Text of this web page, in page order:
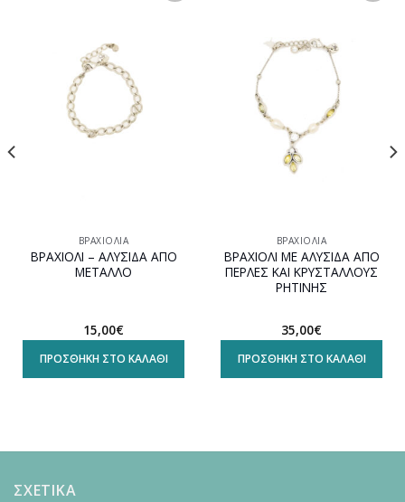
ΒΡΑΧΙΌΛΙΑ
ΒΡΑΧΙΟΛΙ – ΑΛΥΣΙΔΑ ΑΠΟ
ΜΕΤΑΛΛΟ
15,00€
ΠΡΟΣΘΉΚΗ ΣΤΟ ΚΑΛΆΘΙ
ΒΡΑΧΙΌΛΙΑ
ΒΡΑΧΙΟΛΙ ΜΕ ΑΛΥΣΙΔΑ ΑΠΟ
ΠΕΡΛΕΣ ΚΑΙ ΚΡΥΣΤΑΛΛΟΥΣ
ΡΗΤΙΝΗΣ
35,00€
ΠΡΟΣΘΉΚΗ ΣΤΟ ΚΑΛΆΘΙ
ΣΧΕΤΙΚΑ